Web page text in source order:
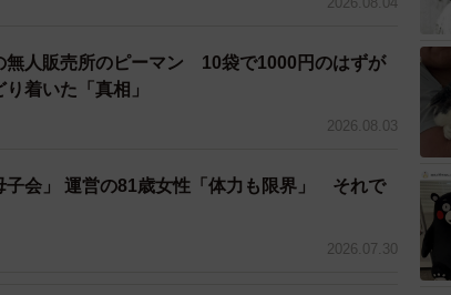
顔やおもしろいツッコミも魅力のひとつです
無人販売所のピーマン 10袋で1000円のはずが
着いた「真相」
2026.08.03
子会」 運営の81歳女性「体力も限界」 それで
2026.07.30